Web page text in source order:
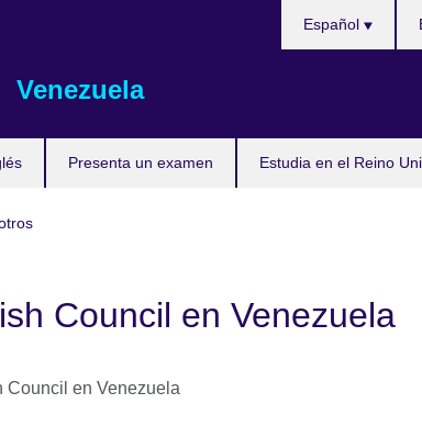
Venezuela
Presenta un examen Estudia en el Reino
Español
Council en Venezuela